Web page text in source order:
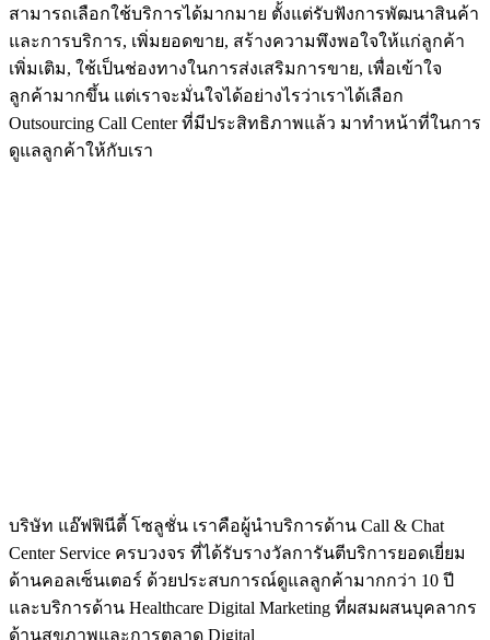
สามารถเลือกใช้บริการได้มากมาย ตั้งแต่รับฟังการพัฒนาสินค้า
และการบริการ, เพิ่มยอดขาย, สร้างความพึงพอใจให้แก่ลูกค้า
เพิ่มเติม, ใช้เป็นช่องทางในการส่งเสริมการขาย, เพื่อเข้าใจ
ลูกค้ามากขึ้น แต่เราจะมั่นใจได้อย่างไรว่าเราได้เลือก
Outsourcing Call Center ที่มีประสิทธิภาพแล้ว มาทำหน้าที่ในการ
ดูแลลูกค้าให้กับเรา
บริษัท แอ๊ฟฟินีตี้ โซลูชั่น เราคือผู้นำบริการด้าน Call & Chat
Center Service ครบวงจร ที่ได้รับรางวัลการันตีบริการยอดเยี่ยม
ด้านคอลเซ็นเตอร์ ด้วยประสบการณ์ดูแลลูกค้ามากกว่า 10 ปี
และบริการด้าน Healthcare Digital Marketing ที่ผสมผสนบุคลากร
ด้านสุขภาพและการตลาด Digital